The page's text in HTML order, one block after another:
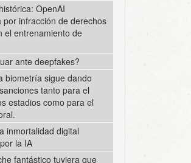
OpenAI
por infracción de derechos
el entrenamiento de
ante deepfakes?
biometría sigue dando
tanto para el
estadios como para el
inmortalidad digital
la IA
fantástico tuviera que